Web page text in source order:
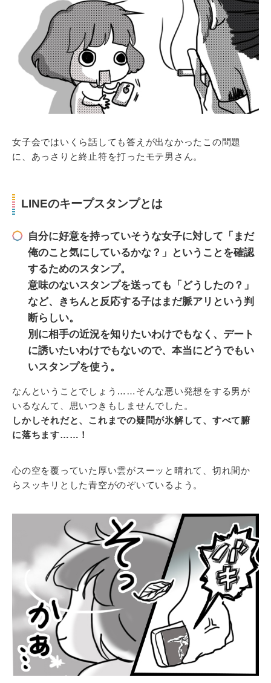
女子会ではいくら話しても答えが出なかったこの問題
に、あっさりと終止符を打ったモテ男さん。
LINEのキープスタンプとは
自分に好意を持っていそうな女子に対して「まだ
俺のこと気にしているかな？」ということを確認
するためのスタンプ。
意味のないスタンプを送っても「どうしたの？」
など、きちんと反応する子はまだ脈アリという判
断らしい。
別に相手の近況を知りたいわけでもなく、デート
に誘いたいわけでもないので、本当にどうでもい
いスタンプを使う。
なんということでしょう……そんな悪い発想をする男が
いるなんて、思いつきもしませんでした。
しかしそれだと、これまでの疑問が氷解して、すべて腑
に落ちます……！
心の空を覆っていた厚い雲がスーッと晴れて、切れ間か
らスッキリとした青空がのぞいているよう。